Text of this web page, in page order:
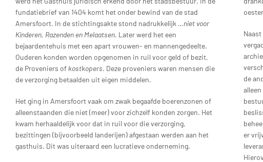
fundatiebrief van 1404 komt het onder bewind van de stad
Amersfoort. In de stichtingsakte stond nadrukkelijk …niet voor
Kinderen, Razenden en Melaatsen. Later werd het een
bejaardentehuis met een apart vrouwen- en mannengedeelte.
Ouderen konden worden opgenomen in ruil voor geld of bezit,
de Proveniers of kostkopers. Deze proveniers waren mensen die
de verzorging betaalden uit eigen middelen.
Het ging in Amersfoort vaak om zwak begaafde boerenzonen of
alleenstaanden die niet (meer) voor zichzelf konden zorgen. Het
kwam herhaaldelijk voor dat in ruil voor die verzorging,
bezittingen (bijvoorbeeld landerijen) afgestaan werden aan het
gasthuis. Dit was uiteraard een lucratieve onderneming.
de
er